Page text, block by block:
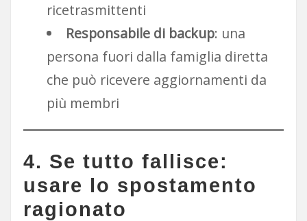
ricetrasmittenti
Responsabile di backup: una
persona fuori dalla famiglia diretta
che può ricevere aggiornamenti da
più membri
4. Se tutto fallisce:
usare lo spostamento
ragionato